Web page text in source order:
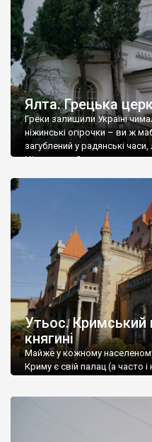
Ялта. Грецька
Греки залишили Україні
ніжинські огірочки – ви ж
загублений у радянські
Ніжин греки?
Утьос. Кримський
княгині
Майже у кожному
Криму є свій палац (а часто і